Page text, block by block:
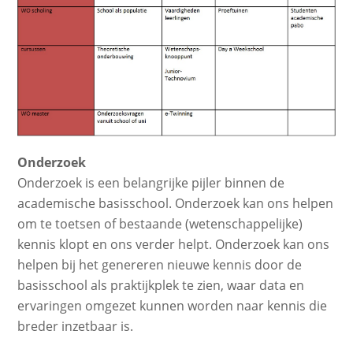
Onderzoek
Onderzoek is een belangrijke pijler binnen de
academische basisschool. Onderzoek kan ons helpen
om te toetsen of bestaande (wetenschappelijke)
kennis klopt en ons verder helpt. Onderzoek kan ons
helpen bij het genereren nieuwe kennis door de
basisschool als praktijkplek te zien, waar data en
ervaringen omgezet kunnen worden naar kennis die
breder inzetbaar is.